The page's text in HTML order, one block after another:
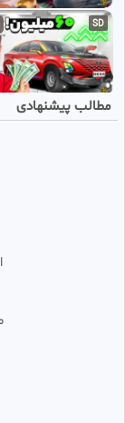
SD
HD
مطالب پیشنهادی